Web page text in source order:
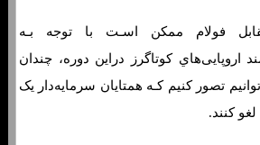
فولام ممکن اسـت با توجه بـه
اروپایی‌هاي‌ کوتاگرز دراین دوره، چندان
تصور کنیم کـه همتایان سرمایه‌دار یک
کنند.